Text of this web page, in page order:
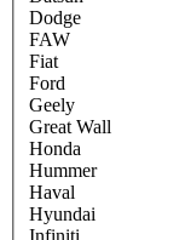
Dodge
FAW
Fiat
Ford
Geely
Great Wall
Honda
Hummer
Haval
Hyundai